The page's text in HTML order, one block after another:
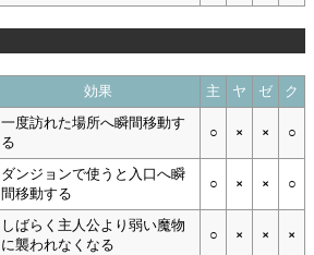
効果 主 ヤ ゼ ク
一度訪れた場所へ瞬間移動す
る
○ × × ○
ダンジョンで使うと入口へ瞬
間移動する
○ × × ○
しばらく主人公より弱い魔物
に襲われなくなる
○ × × ×